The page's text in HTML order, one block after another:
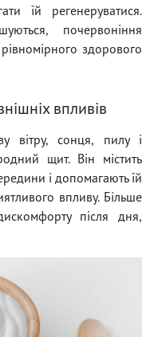
їй регенеруватися.
почервоніння
здорового
впливів
вітру, сонця, пилу і
щит. Він містить
і допомагають їй
впливу. Більше
після дня,